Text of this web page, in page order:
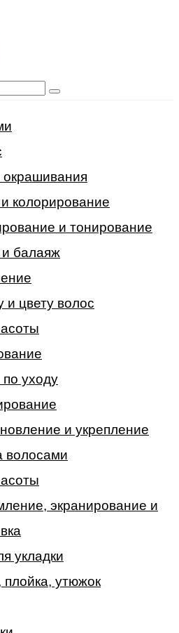
колорирование
и тонирование
балаяж
и цвету волос
уходу
и укрепление
волосами
экранирование и
укладки
плойка, утюжок